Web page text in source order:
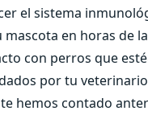
el sistema
en horas de
con perros que
por tu
hemos contado